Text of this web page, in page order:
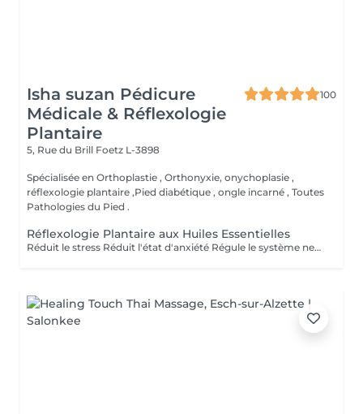
Isha suzan Pédicure
Médicale & Réflexologie
Plantaire
100
5, Rue du Brill Foetz L-3898
Spécialisée en Orthoplastie , Orthonyxie, onychoplasie ,
réflexologie plantaire ,Pied diabétique , ongle incarné , Toutes
Pathologies du Pied .
Réflexologie Plantaire aux Huiles Essentielles
Réduit le stress Réduit l'état d'anxiété Régule le système nerveux et hormonal Soulagé les tensions Soulagé la douleur Active la circulation sanguine et lymphatique Aide à la récupération post opératoire Revitalisé les énergies Aide à l'élimination des toxines, toxiques et cristaux d'acide urique Favorise la relaxation général Améliorer la qualité du sommeil Améliorer le système immunitaire